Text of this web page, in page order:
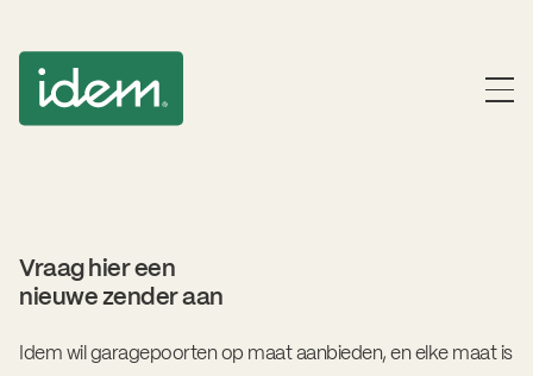
Vraag hier een
nieuwe zender aan
Idem wil garagepoorten op maat aanbieden, en elke maat is